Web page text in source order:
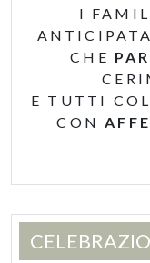
I
CHE
E TUTTI
CON